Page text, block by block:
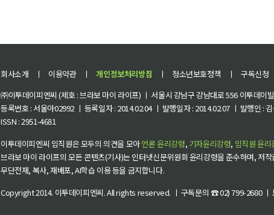
회사소개 ㅣ 이용약관 ㅣ 개인정보처리방침 ㅣ 청소년보호정책 ㅣ 구독신청
㈜이투데이피엔씨 (제호 : 브라보 마이 라이프) ㅣ 서울시 강남구 강남대로 556 이투데
등록번호 : 서울아02992 ㅣ 등록일자 : 2014.02.04 ㅣ 발행일자 : 2014.02.07 ㅣ 발행인 :
ISSN : 2951-4681
이투데이피엔씨 임직원은 모두의 의견을 모아언론 윤리강령, 기자윤리강령, 임직원 윤리
브라보 마이 라이프의 모든 콘텐츠(기사)는 인터넷신문위원회 윤리강령을 준수하며, 저
무단전재, 복사, 재배포, AI학습 이용 등을 금지합니다.
Copyright 2014. 이투데이피엔씨. All rights reserved. ㅣ 구독문의 ☎ 02) 799-2680